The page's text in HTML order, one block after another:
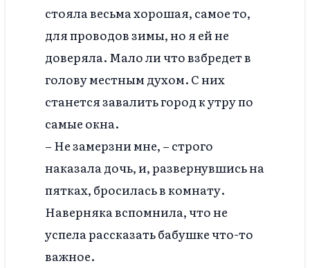
стояла весьма хорошая, самое то,
для проводов зимы, но я ей не
доверяла. Мало ли что взбредет в
голову местным духом. С них
станется завалить город к утру по
самые окна.
– Не замерзни мне, – строго
наказала дочь, и, развернувшись на
пятках, бросилась в комнату.
Наверняка вспомнила, что не
успела рассказать бабушке что-то
важное.